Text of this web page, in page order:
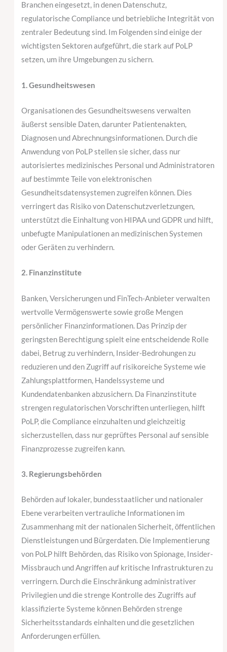
Branchen eingesetzt, in denen Datenschutz,
regulatorische Compliance und betriebliche Integrität von
zentraler Bedeutung sind. Im Folgenden sind einige der
wichtigsten Sektoren aufgeführt, die stark auf PoLP
setzen, um ihre Umgebungen zu sichern.
1. Gesundheitswesen
Organisationen des Gesundheitswesens verwalten
äußerst sensible Daten, darunter Patientenakten,
Diagnosen und Abrechnungsinformationen. Durch die
Anwendung von PoLP stellen sie sicher, dass nur
autorisiertes medizinisches Personal und Administratoren
auf bestimmte Teile von elektronischen
Gesundheitsdatensystemen zugreifen können. Dies
verringert das Risiko von Datenschutzverletzungen,
unterstützt die Einhaltung von HIPAA und GDPR und hilft,
unbefugte Manipulationen an medizinischen Systemen
oder Geräten zu verhindern.
2. Finanzinstitute
Banken, Versicherungen und FinTech-Anbieter verwalten
wertvolle Vermögenswerte sowie große Mengen
persönlicher Finanzinformationen. Das Prinzip der
geringsten Berechtigung spielt eine entscheidende Rolle
dabei, Betrug zu verhindern, Insider-Bedrohungen zu
reduzieren und den Zugriff auf risikoreiche Systeme wie
Zahlungsplattformen, Handelssysteme und
Kundendatenbanken abzusichern. Da Finanzinstitute
strengen regulatorischen Vorschriften unterliegen, hilft
PoLP, die Compliance einzuhalten und gleichzeitig
sicherzustellen, dass nur geprüftes Personal auf sensible
Finanzprozesse zugreifen kann.
3. Regierungsbehörden
Behörden auf lokaler, bundesstaatlicher und nationaler
Ebene verarbeiten vertrauliche Informationen im
Zusammenhang mit der nationalen Sicherheit, öffentlichen
Dienstleistungen und Bürgerdaten. Die Implementierung
von PoLP hilft Behörden, das Risiko von Spionage, Insider-
Missbrauch und Angriffen auf kritische Infrastrukturen zu
verringern. Durch die Einschränkung administrativer
Privilegien und die strenge Kontrolle des Zugriffs auf
klassifizierte Systeme können Behörden strenge
Sicherheitsstandards einhalten und die gesetzlichen
Anforderungen erfüllen.